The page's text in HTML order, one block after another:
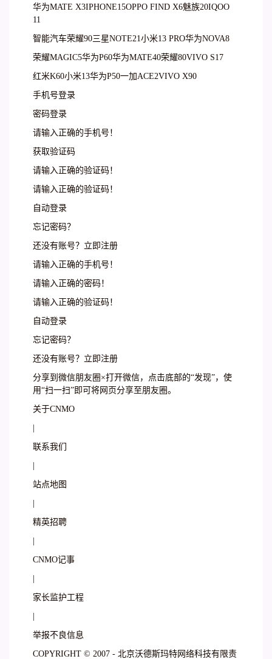
华为MATE X3IPHONE15OPPO FIND X6魅族20IQOO
11
智能汽车荣耀90三星NOTE21小米13 PRO华为NOVA8
荣耀MAGIC5华为P60华为MATE40荣耀80VIVO S17
红米K60小米13华为P50一加ACE2VIVO X90
手机号登录
密码登录
请输入正确的手机号！
获取验证码
请输入正确的验证码！
请输入正确的验证码！
自动登录
忘记密码？
还没有账号？立即注册
请输入正确的手机号！
请输入正确的密码！
请输入正确的验证码！
自动登录
忘记密码？
还没有账号？立即注册
分享到微信朋友圈×打开微信，点击底部的“发现”，使
用“扫一扫”即可将网页分享至朋友圈。
关于CNMO
联系我们
站点地图
精英招聘
CNMO记事
家长监护工程
举报不良信息
COPYRIGHT © 2007 - 北京沃德斯玛特网络科技有限责